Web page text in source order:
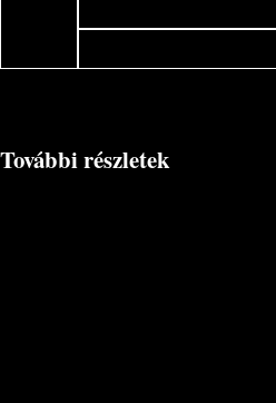
További részletek